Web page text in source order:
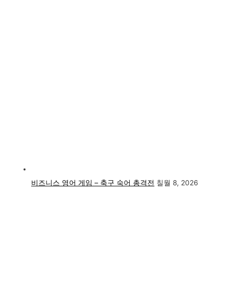
비즈니스 영어 게임 – 축구 숙어 총격전 칠월 8, 2026